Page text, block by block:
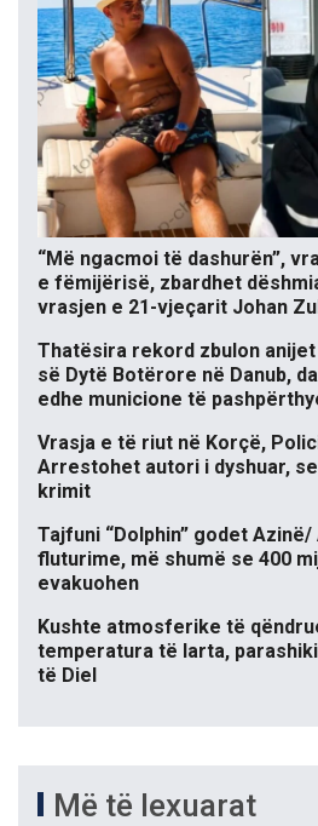
“Më ngacmoi të dashurën”,
e fëmijërisë, zbardhet
vrasjen e 21-vjeçarit Johan
Thatësira rekord zbulon
së Dytë Botërore në Danub,
edhe municione të
Vrasja e të riut në Korçë,
Arrestohet autori i dyshuar,
krimit
Tajfuni “Dolphin” godet Azinë/
fluturime, më shumë se 400
evakuohen
Kushte atmosferike të
temperatura të larta,
të Diel
Më të lexuarat